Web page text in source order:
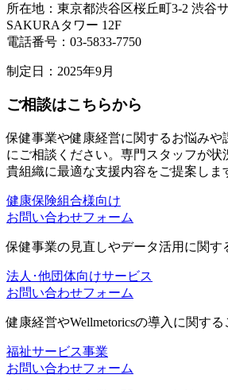
所在地：東京都渋谷区桜丘町3-2 渋谷
SAKURAタワー 12F
電話番号：03-5833-7750
制定日：2025年9月
ご相談はこちらから
保健事業や健康経営に関するお悩みや
にご相談ください。専門スタッフが状
貴組織に最適な支援内容をご提案しま
健康保険組合様向け
お問い合わせフォーム
保健事業の見直しやデータ活用に関す
法人･他団体向けサービス
お問い合わせフォーム
健康経営やWellmetoricsの導入に関す
福祉サービス事業
お問い合わせフォーム